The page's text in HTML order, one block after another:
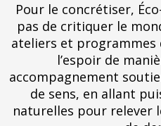
Pour le concrétiser,
pas de critiquer le
ateliers et
l’espoir de
accompagnement
de sens, en allant
naturelles pour relever